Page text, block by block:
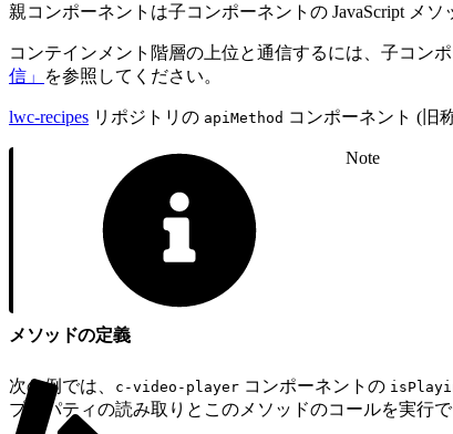
親コンポーネントは子コンポーネントの JavaScript メソ
コンテインメント階層の上位と通信するには、子コン
信」
を参照してください。
lwc-recipes リポジトリの apiMethod コンポーネント (旧
Note
メソッドの定義
次の例では、 c-video-player コンポーネントの
プロパティの読み取りとこのメソッドのコールを実行で